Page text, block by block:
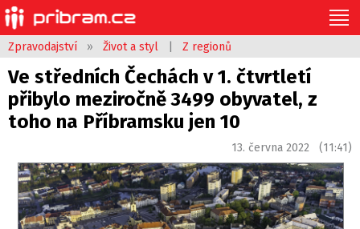
Zpravodajství » Život a styl Z regionů
Ve středních Čechách v 1. čtvrtletí
přibylo meziročně 3499 obyvatel, z
toho na Příbramsku jen 10
13. června 2022 (11:41)